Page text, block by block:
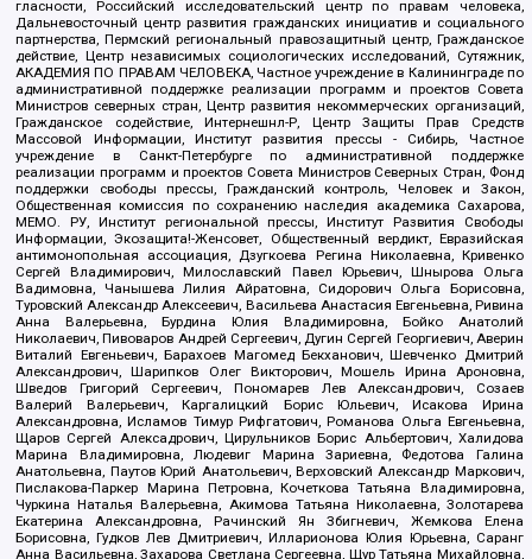
гласности, Российский исследовательский центр по правам человека,
Дальневосточный центр развития гражданских инициатив и социального
партнерства, Пермский региональный правозащитный центр, Гражданское
действие, Центр независимых социологических исследований, Сутяжник,
АКАДЕМИЯ ПО ПРАВАМ ЧЕЛОВЕКА, Частное учреждение в Калининграде по
административной поддержке реализации программ и проектов Совета
Министров северных стран, Центр развития некоммерческих организаций,
Гражданское содействие, Интернешнл-Р, Центр Защиты Прав Средств
Массовой Информации, Институт развития прессы - Сибирь, Частное
учреждение в Санкт-Петербурге по административной поддержке
реализации программ и проектов Совета Министров Северных Стран, Фонд
поддержки свободы прессы, Гражданский контроль, Человек и Закон,
Общественная комиссия по сохранению наследия академика Сахарова,
МЕМО. РУ, Институт региональной прессы, Институт Развития Свободы
Информации, Экозащита!-Женсовет, Общественный вердикт, Евразийская
антимонопольная ассоциация, Дзугкоева Регина Николаевна, Кривенко
Сергей Владимирович, Милославский Павел Юрьевич, Шнырова Ольга
Вадимовна, Чанышева Лилия Айратовна, Сидорович Ольга Борисовна,
Туровский Александр Алексеевич, Васильева Анастасия Евгеньевна, Ривина
Анна Валерьевна, Бурдина Юлия Владимировна, Бойко Анатолий
Николаевич, Пивоваров Андрей Сергеевич, Дугин Сергей Георгиевич, Аверин
Виталий Евгеньевич, Барахоев Магомед Бекханович, Шевченко Дмитрий
Александрович, Шарипков Олег Викторович, Мошель Ирина Ароновна,
Шведов Григорий Сергеевич, Пономарев Лев Александрович, Созаев
Валерий Валерьевич, Каргалицкий Борис Юльевич, Исакова Ирина
Александровна, Исламов Тимур Рифгатович, Романова Ольга Евгеньевна,
Щаров Сергей Алексадрович, Цирульников Борис Альбертович, Халидова
Марина Владимировна, Людевиг Марина Зариевна, Федотова Галина
Анатольевна, Паутов Юрий Анатольевич, Верховский Александр Маркович,
Пислакова-Паркер Марина Петровна, Кочеткова Татьяна Владимировна,
Чуркина Наталья Валерьевна, Акимова Татьяна Николаевна, Золотарева
Екатерина Александровна, Рачинский Ян Збигневич, Жемкова Елена
Борисовна, Гудков Лев Дмитриевич, Илларионова Юлия Юрьевна, Саранг
Анна Васильевна, Захарова Светлана Сергеевна, Щур Татьяна Михайловна,